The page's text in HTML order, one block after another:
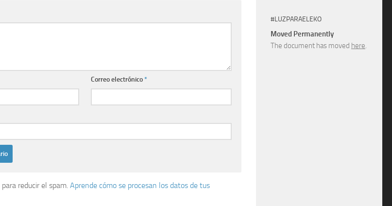
Correo electrónico*
reducir el spam. Aprende cómo se procesan los datos de tus
#LUZPARAELEKO
Moved Permanently
The document has moved here.